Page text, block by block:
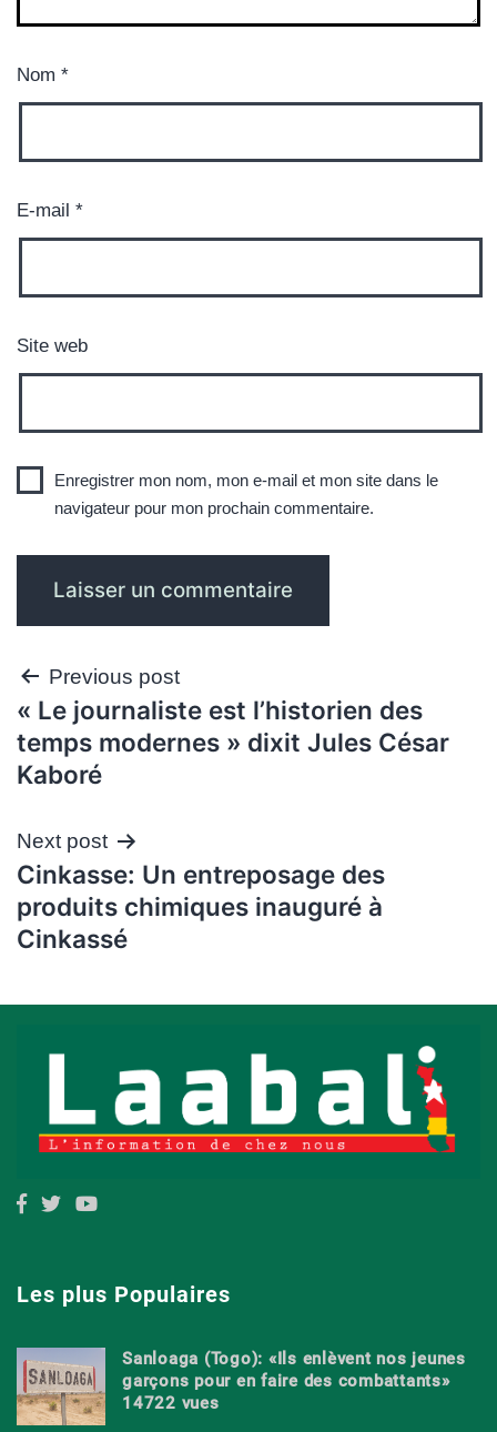
Nom *
E-mail *
Site web
Enregistrer mon nom, mon e-mail et mon site dans le
navigateur pour mon prochain commentaire.
Navigation
de
l’article
Previous post
« Le journaliste est l’historien des
temps modernes » dixit Jules César
Kaboré
Next post
Cinkasse: Un entreposage des
produits chimiques inauguré à
Cinkassé
Les plus Populaires
Sanloaga (Togo): «Ils enlèvent nos jeunes
garçons pour en faire des combattants»
14722 vues